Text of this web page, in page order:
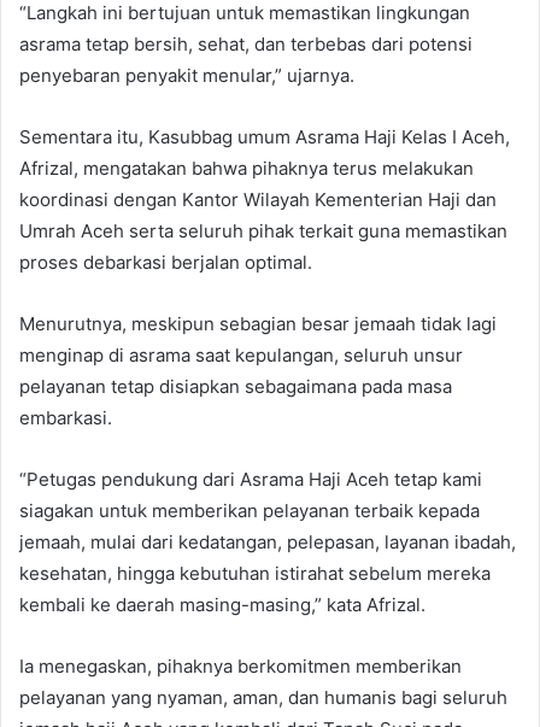
“Langkah ini bertujuan untuk memastikan lingkungan
asrama tetap bersih, sehat, dan terbebas dari potensi
penyebaran penyakit menular,” ujarnya.
Sementara itu, Kasubbag umum Asrama Haji Kelas I Aceh,
Afrizal, mengatakan bahwa pihaknya terus melakukan
koordinasi dengan Kantor Wilayah Kementerian Haji dan
Umrah Aceh serta seluruh pihak terkait guna memastikan
proses debarkasi berjalan optimal.
Menurutnya, meskipun sebagian besar jemaah tidak lagi
menginap di asrama saat kepulangan, seluruh unsur
pelayanan tetap disiapkan sebagaimana pada masa
embarkasi.
“Petugas pendukung dari Asrama Haji Aceh tetap kami
siagakan untuk memberikan pelayanan terbaik kepada
jemaah, mulai dari kedatangan, pelepasan, layanan ibadah,
kesehatan, hingga kebutuhan istirahat sebelum mereka
kembali ke daerah masing-masing,” kata Afrizal.
Ia menegaskan, pihaknya berkomitmen memberikan
pelayanan yang nyaman, aman, dan humanis bagi seluruh